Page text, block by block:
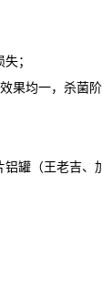
；
果均一，杀菌
罐（王老吉、